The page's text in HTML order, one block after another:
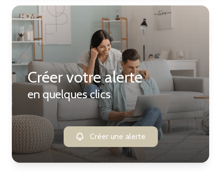
Créer votre alerte
en quelques clics
Créer une alerte